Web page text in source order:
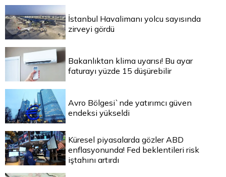
İstanbul Havalimanı yolcu sayısında
zirveyi gördü
Bakanlıktan klima uyarısı! Bu ayar
faturayı yüzde 15 düşürebilir
Avro Bölgesi`nde yatırımcı güven
endeksi yükseldi
Küresel piyasalarda gözler ABD
enflasyonunda! Fed beklentileri risk
iştahını artırdı